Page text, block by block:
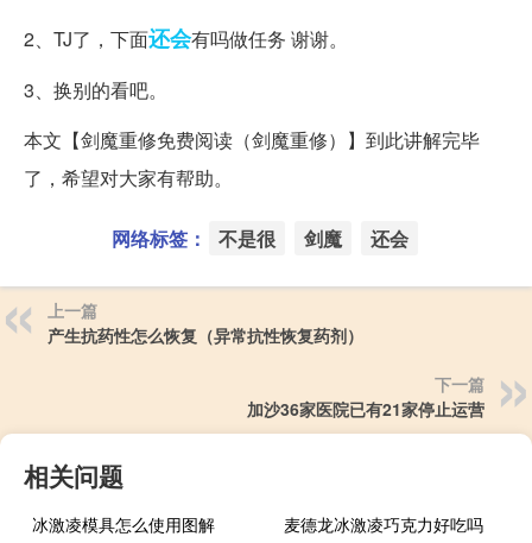
2、TJ了，下面还会有吗做任务 谢谢。
3、换别的看吧。
本文【剑魔重修免费阅读（剑魔重修）】到此讲解完毕
了，希望对大家有帮助。
网络标签： 不是很 剑魔 还会
上一篇
产生抗药性怎么恢复（异常抗性恢复药剂）
下一篇
加沙36家医院已有21家停止运营
相关问题
冰激凌模具怎么使用图解
麦德龙冰激凌巧克力好吃吗